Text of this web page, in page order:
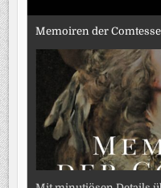
Memoiren der